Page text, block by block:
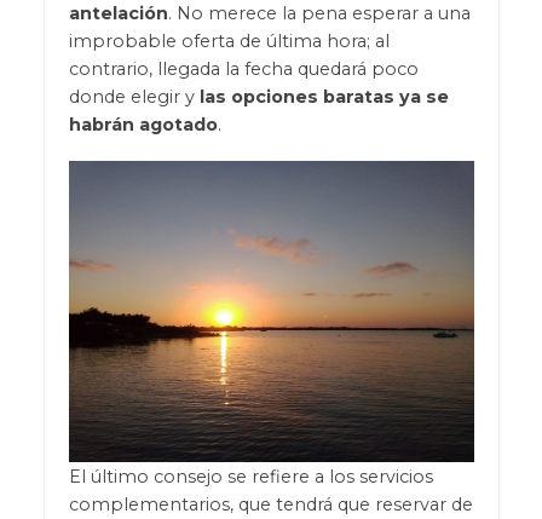
antelación. No merece la pena esperar a una
improbable oferta de última hora; al
contrario, llegada la fecha quedará poco
donde elegir y las opciones baratas ya se
habrán agotado.
El último consejo se refiere a los servicios
complementarios, que tendrá que reservar de